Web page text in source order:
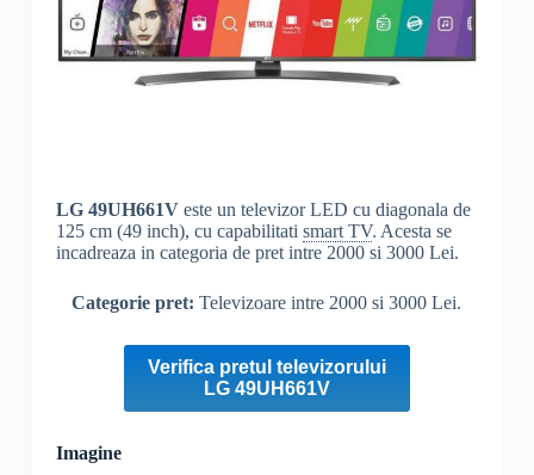
LG 49UH661Veste un televizor LED cu diagonala de
125 cm (49 inch), cu capabilitati smart TV. Acesta se
incadreaza in categoria de pret intre 2000 si 3000 Lei.
Categorie pret:Televizoare intre 2000 si 3000 Lei.
Verifica pretul televizorului
LG 49UH661V
Imagine